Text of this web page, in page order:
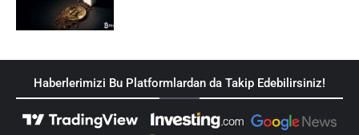
Haberlerimizi Bu Platformlardan da Takip Edebilirsiniz!